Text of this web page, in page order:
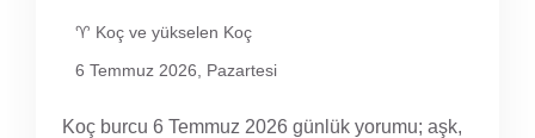
♈ Koç ve yükselen Koç
6 Temmuz 2026, Pazartesi
Koç burcu 6 Temmuz 2026 günlük yorumu; aşk,